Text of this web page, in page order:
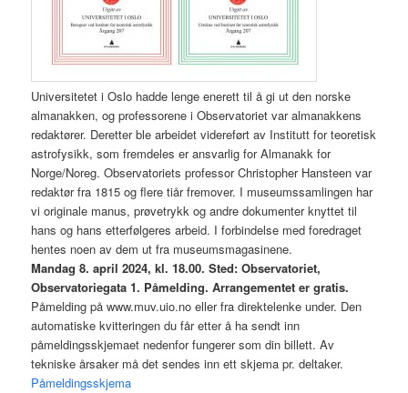
Universitetet i Oslo hadde lenge enerett til å gi ut den norske
almanakken, og professorene i Observatoriet var almanakkens
redaktører. Deretter ble arbeidet videreført av Institutt for teoretisk
astrofysikk, som fremdeles er ansvarlig for Almanakk for
Norge/Noreg. Observatoriets professor Christopher Hansteen var
redaktør fra 1815 og flere tiår fremover. I museumssamlingen har
vi originale manus, prøvetrykk og andre dokumenter knyttet til
hans og hans etterfølgeres arbeid. I forbindelse med foredraget
hentes noen av dem ut fra museumsmagasinene.
Mandag 8. april 2024, kl. 18.00. Sted: Observatoriet,
Observatoriegata 1. Påmelding. Arrangementet er gratis.
Påmelding på www.muv.uio.no eller fra direktelenke under. Den
automatiske kvitteringen du får etter å ha sendt inn
påmeldingsskjemaet nedenfor fungerer som din billett. Av
tekniske årsaker må det sendes inn ett skjema pr. deltaker.
Påmeldingsskjema